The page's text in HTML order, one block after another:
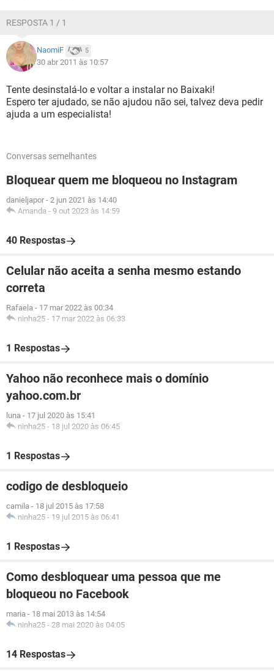
RESPOSTA 1 / 1
NaomiF 5
30 abr 2011 às 10:57
Tente desinstalá-lo e voltar a instalar no Baixaki!
Espero ter ajudado, se não ajudou não sei, talvez deva pedir
ajuda a um especialista!
Conversas semelhantes
Bloquear quem me bloqueou no Instagram
danieljapor - 2 jun 2021 às 14:40
Amanda - 9 out 2023 às 14:59
40 Respostas
Celular não aceita a senha mesmo estando
correta
Rafaela - 17 mar 2022 às 00:34
ninha25 - 17 mar 2022 às 06:33
1 Respostas
Yahoo não reconhece mais o domínio
yahoo.com.br
luna - 17 jul 2020 às 15:41
ninha25 - 18 jul 2020 às 06:45
1 Respostas
codigo de desbloqueio
camila - 18 jul 2015 às 17:58
ninha25 - 19 jul 2015 às 06:41
1 Respostas
Como desbloquear uma pessoa que me
bloqueou no Facebook
maria - 18 mai 2013 às 14:54
ninha25 - 28 mai 2020 às 04:05
14 Respostas